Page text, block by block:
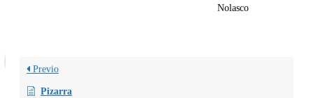
Nolasco
Previo
Pizarra